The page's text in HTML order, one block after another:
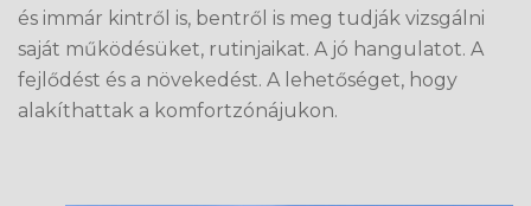
és immár kintről is, bentről is meg tudják vizsgálni
saját működésüket, rutinjaikat. A jó hangulatot. A
fejlődést és a növekedést. A lehetőséget, hogy
alakíthattak a komfortzónájukon.